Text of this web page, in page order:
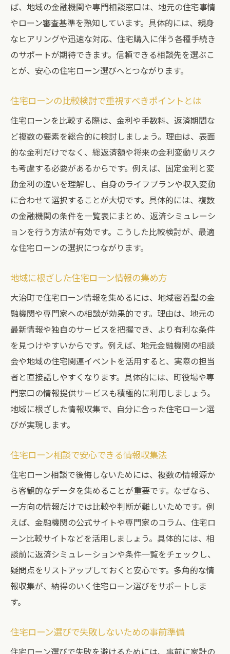
住宅ローンで重視すべきサポート体制とは
住宅ローン選びで後悔しないコツを紹介
失敗しない住宅ローン選択の実践ポイント
サポート充実の住宅ローン相談活用術
自分に合う住宅ローンと資金計画の立て方
住宅ローン相談で見直す資金計画の重要性
住宅ローンで最適な返済プランを選ぶコツ
ライフプランに合わせた住宅ローンの選択
法
資金計画を重視した住宅ローン相談のポイ
ント
住宅ローンに強い専門家の資金計画アドバ
イス
自分に適した住宅ローンを大治町で探すには
大治町で住宅ローンを選ぶときの比較基準
住宅ローン相談で地域情報を活かす方法
住宅ローンの審査基準を事前に確認しよう
自分に合った住宅ローン商品の選び方
住宅ローン相談で得られる地域密着の情報
理想の住宅ローン選びを実現するために
住宅ローン相談で得られる専門的なサポートの
魅力
住宅ローン相談で受けられるプロのアドバ
イス
専門家が解説する住宅ローン選びの注意点
住宅ローンの個別相談で安心感を高める方
法
相談窓口のサポート体制と活用のメリット
住宅ローン相談で将来も安心できる理由
将来を見据えた住宅ローン選びのポイント解説
住宅ローン選びで将来設計を重視する理由
将来の家計を考えた住宅ローンの選択法
住宅ローンに関する税制優遇や控除の知識
ば、地域の金融機関や専門相談窓口は、地元の住宅事情
やローン審査基準を熟知しています。具体的には、親身
なヒアリングや迅速な対応、住宅購入に伴う各種手続き
のサポートが期待できます。信頼できる相談先を選ぶこ
とが、安心の住宅ローン選びへとつながります。
住宅ローンの比較検討で重視すべきポイントとは
住宅ローンを比較する際は、金利や手数料、返済期間な
ど複数の要素を総合的に検討しましょう。理由は、表面
的な金利だけでなく、総返済額や将来の金利変動リスク
も考慮する必要があるからです。例えば、固定金利と変
動金利の違いを理解し、自身のライフプランや収入変動
に合わせて選択することが大切です。具体的には、複数
の金融機関の条件を一覧表にまとめ、返済シミュレーシ
ョンを行う方法が有効です。こうした比較検討が、最適
な住宅ローンの選択につながります。
地域に根ざした住宅ローン情報の集め方
大治町で住宅ローン情報を集めるには、地域密着型の金
融機関や専門家への相談が効果的です。理由は、地元の
最新情報や独自のサービスを把握でき、より有利な条件
を見つけやすいからです。例えば、地元金融機関の相談
会や地域の住宅関連イベントを活用すると、実際の担当
者と直接話しやすくなります。具体的には、町役場や専
門窓口の情報提供サービスも積極的に利用しましょう。
地域に根ざした情報収集で、自分に合った住宅ローン選
びが実現します。
住宅ローン相談で安心できる情報収集法
住宅ローン相談で後悔しないためには、複数の情報源か
ら客観的なデータを集めることが重要です。なぜなら、
一方向の情報だけでは比較や判断が難しいためです。例
えば、金融機関の公式サイトや専門家のコラム、住宅ロ
ーン比較サイトなどを活用しましょう。具体的には、相
談前に返済シミュレーションや条件一覧をチェックし、
疑問点をリストアップしておくと安心です。多角的な情
報収集が、納得のいく住宅ローン選びをサポートしま
す。
住宅ローン選びで失敗しないための事前準備
住宅ローン選びで失敗を避けるためには、事前に家計の